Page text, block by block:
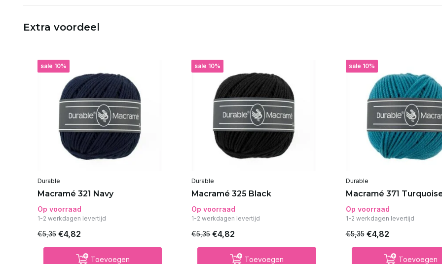
Extra voordeel
sale 10%
Durable
Macramé 321 Navy
Op voorraad
1-2 werkdagen levertijd
€5,35 €4,82
Toevoegen
sale 10%
Durable
Macramé 325 Black
Op voorraad
1-2 werkdagen levertijd
€5,35 €4,82
Toevoegen
sale 10%
Durable
Macramé 371
Op voorraad
1-2 werkdagen levertijd
€5,35 €4,82
Toevoegen